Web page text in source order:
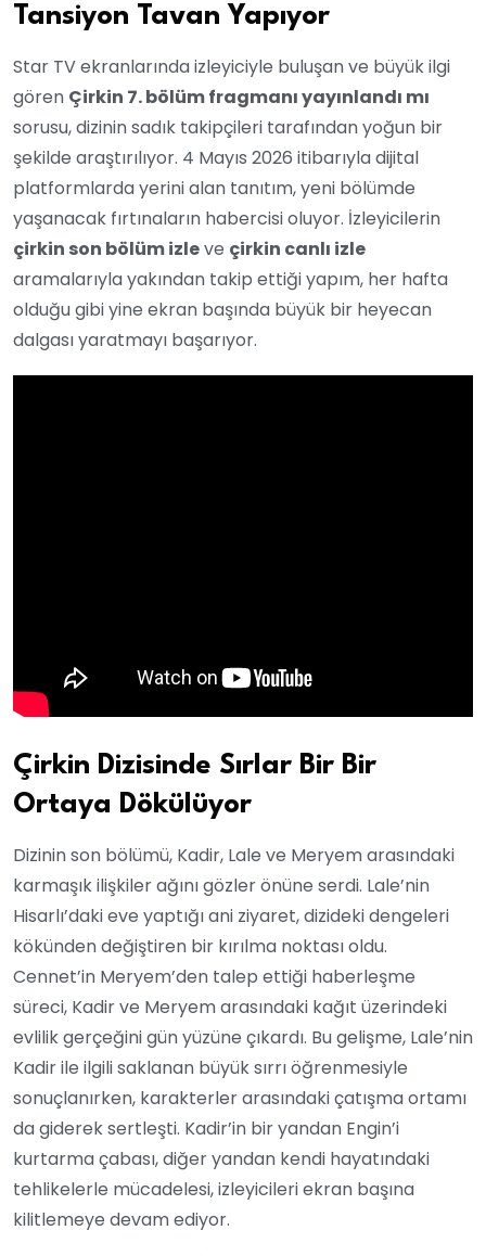
Tansiyon Tavan Yapıyor
Star TV ekranlarında izleyiciyle buluşan ve büyük ilgi
gören Çirkin 7. bölüm fragmanı yayınlandı mı
sorusu, dizinin sadık takipçileri tarafından yoğun bir
şekilde araştırılıyor. 4 Mayıs 2026 itibarıyla dijital
platformlarda yerini alan tanıtım, yeni bölümde
yaşanacak fırtınaların habercisi oluyor. İzleyicilerin
çirkin son bölüm izleve çirkin canlı izle
aramalarıyla yakından takip ettiği yapım, her hafta
olduğu gibi yine ekran başında büyük bir heyecan
dalgası yaratmayı başarıyor.
Çirkin Dizisinde Sırlar Bir Bir
Ortaya Dökülüyor
Dizinin son bölümü, Kadir, Lale ve Meryem arasındaki
karmaşık ilişkiler ağını gözler önüne serdi. Lale’nin
Hisarlı’daki eve yaptığı ani ziyaret, dizideki dengeleri
kökünden değiştiren bir kırılma noktası oldu.
Cennet’in Meryem’den talep ettiği haberleşme
süreci, Kadir ve Meryem arasındaki kağıt üzerindeki
evlilik gerçeğini gün yüzüne çıkardı. Bu gelişme, Lale’nin
Kadir ile ilgili saklanan büyük sırrı öğrenmesiyle
sonuçlanırken, karakterler arasındaki çatışma ortamı
da giderek sertleşti. Kadir’in bir yandan Engin’i
kurtarma çabası, diğer yandan kendi hayatındaki
tehlikelerle mücadelesi, izleyicileri ekran başına
kilitlemeye devam ediyor.